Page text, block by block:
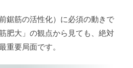
鋸筋の活性化）に必須の動きで
肥大」の観点から見ても、絶対
重要局面です。